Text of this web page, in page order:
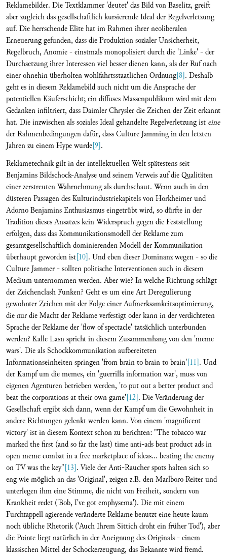
Reklamebilder. Die Textklammer 'deutet' das Bild von Baselitz, greift
aber zugleich das gesellschaftlich kursierende Ideal der Regelverletzung
auf. Die herrschende Elite hat im Rahmen ihrer neoliberalen
Erneuerung gefunden, dass die Produktion sozialer Unsicherheit,
Regelbruch, Anomie - einstmals monopolisiert durch die 'Linke' - der
Durchsetzung ihrer Interessen viel besser dienen kann, als der Ruf nach
einer ohnehin überholten wohlfahrtsstaatlichen Ordnung[8]. Deshalb
geht es in diesem Reklamebild auch nicht um die Ansprache der
potentiellen Käuferschicht; ein diffuses Massenpublikum wird mit dem
Gedanken infiltriert, dass Daimler Chrysler die Zeichen der Zeit erkannt
hat. Die inzwischen als soziales Ideal gehandelte Regelverletzung ist eine
der Rahmenbedingungen dafür, dass Culture Jamming in den letzten
Jahren zu einem Hype wurde[9].
Reklametechnik gilt in der intellektuellen Welt spätestens seit
Benjamins Bildschock-Analyse und seinem Verweis auf die Qualitäten
einer zerstreuten Wahrnehmung als durchschaut. Wenn auch in den
düsteren Passagen des Kulturindustriekapitels von Horkheimer und
Adorno Benjamins Enthusiasmus eingetrübt wird, so dürfte in der
Tradition dieses Ansatzes kein Widerspruch gegen die Feststellung
erfolgen, dass das Kommunikationsmodell der Reklame zum
gesamtgesellschaftlich dominierenden Modell der Kommunikation
überhaupt geworden ist[10]. Und eben dieser Dominanz wegen - so die
Culture Jammer - sollten politische Interventionen auch in diesem
Medium unternommen werden. Aber wie? In welche Richtung schlägt
der Zeichenclash Funken? Geht es um eine Art Deregulierung
gewohnter Zeichen mit der Folge einer Aufmerksamkeitsoptimierung,
die nur die Macht der Reklame verfestigt oder kann in der verdichteten
Sprache der Reklame der 'flow of spectacle' tatsächlich unterbunden
werden? Kalle Lasn spricht in diesem Zusammenhang von den 'meme
wars'. Die als Schockkommunikation aufbereiteten
Informationseinheiten springen 'from brain to brain to brain'[11]. Und
der Kampf um die memes, ein 'guerrilla information war', muss von
eigenen Agenturen betrieben werden, 'to put out a better product and
beat the corporations at their own game'[12]. Die Veränderung der
Gesellschaft ergibt sich dann, wenn der Kampf um die Gewohnheit in
andere Richtungen gelenkt werden kann. Von einem 'magnificent
victory' ist in diesem Kontext schon zu berichten: "The tobacco war
marked the first (and so far the last) time anti-ads beat product ads in
open meme combat in a free marketplace of ideas... beating the enemy
on TV was the key"[13]. Viele der Anti-Raucher spots halten sich so
eng wie möglich an das 'Original', zeigen z.B. den Marlboro Reiter und
unterlegen ihm eine Stimme, die nicht von Freiheit, sondern von
Krankheit redet ('Bob, I've got emphysema'). Die mit einem
Furchtappell agierende veränderte Reklame benutzt eine heute kaum
noch übliche Rhetorik ('Auch Ihrem Sittich droht ein früher Tod'), aber
die Pointe liegt natürlich in der Aneignung des Originals - einem
klassischen Mittel der Schockerzeugung, das Bekannte wird fremd.